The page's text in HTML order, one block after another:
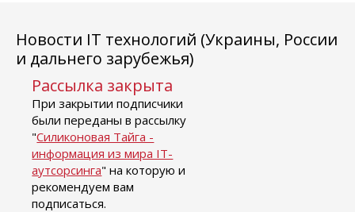
Новости IT технологий (Украины, России
и дальнего зарубежья)
Рассылка закрыта
При закрытии подписчики
были переданы в рассылку
"Силиконовая Тайга -
информация из мира IT-
аутсорсинга" на которую и
рекомендуем вам
подписаться.